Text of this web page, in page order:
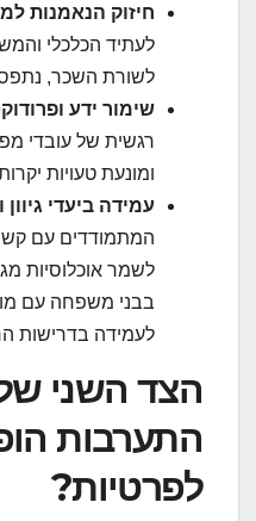
חיזוק הנאמנות
לעתיד הכלכלי
לשורת השכר, נתפס
שימור ידע
רגשית של עובדי
ומונעת טעויות
עמידה ביעדי
המתמודדים עם
לשמר אוכלוסיות
בבני משפחה עם
לעמידה בדרישות
הצד השני
התערבות
לפרטיות?